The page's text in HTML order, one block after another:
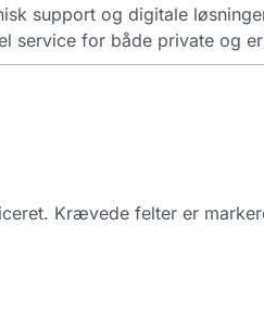
support og digitale
service for både private og
Krævede felter er